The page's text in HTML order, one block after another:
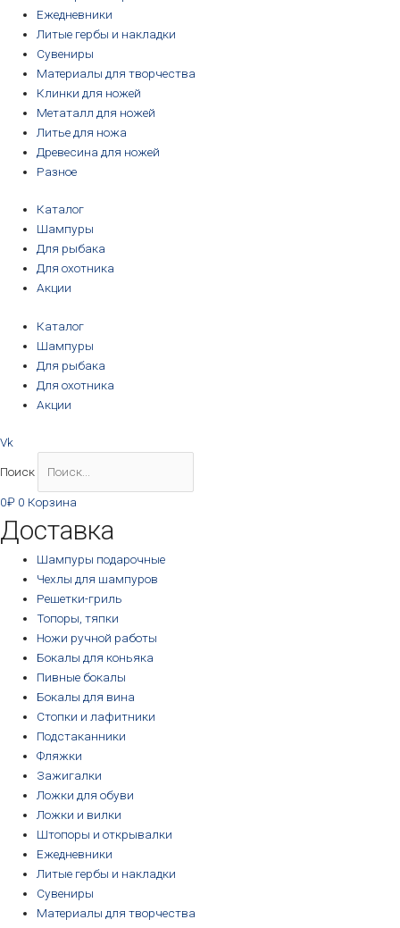
Ежедневники
Литые гербы и накладки
Сувениры
Материалы для творчества
Клинки для ножей
Метаталл для ножей
Литье для ножа
Древесина для ножей
Разное
Каталог
Шампуры
Для рыбака
Для охотника
Акции
Каталог
Шампуры
Для рыбака
Для охотника
Акции
Vk
Поиск
0₽ 0 Корзина
Доставка
Шампуры подарочные
Чехлы для шампуров
Решетки-гриль
Топоры, тяпки
Ножи ручной работы
Бокалы для коньяка
Пивные бокалы
Бокалы для вина
Стопки и лафитники
Подстаканники
Фляжки
Зажигалки
Ложки для обуви
Ложки и вилки
Штопоры и открывалки
Ежедневники
Литые гербы и накладки
Сувениры
Материалы для творчества